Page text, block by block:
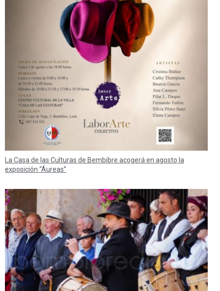
La Casa de las Culturas de Bembibre acogerá en agosto la
exposición “Áureas”